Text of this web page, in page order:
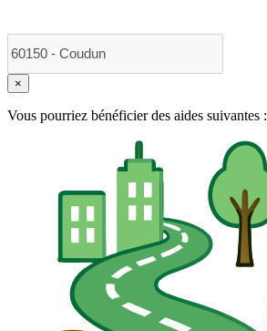
×
Vous pourriez bénéficier des aides suivantes :